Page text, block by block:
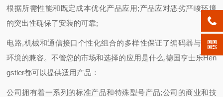
根据所需性能和既定成本优化产品应用;产品应对恶劣严峻环境
的突出性确保了安装的可靠;
电路,机械和通信接口个性化组合的多样性保证了编码器与使用
环境的兼容。不管您的市场和选择的应用是什么,德国亨士乐Hen
gstler都可以提供适用产品：
公司拥有着一系列的标准产品和特殊型号产品;公司的商业和技